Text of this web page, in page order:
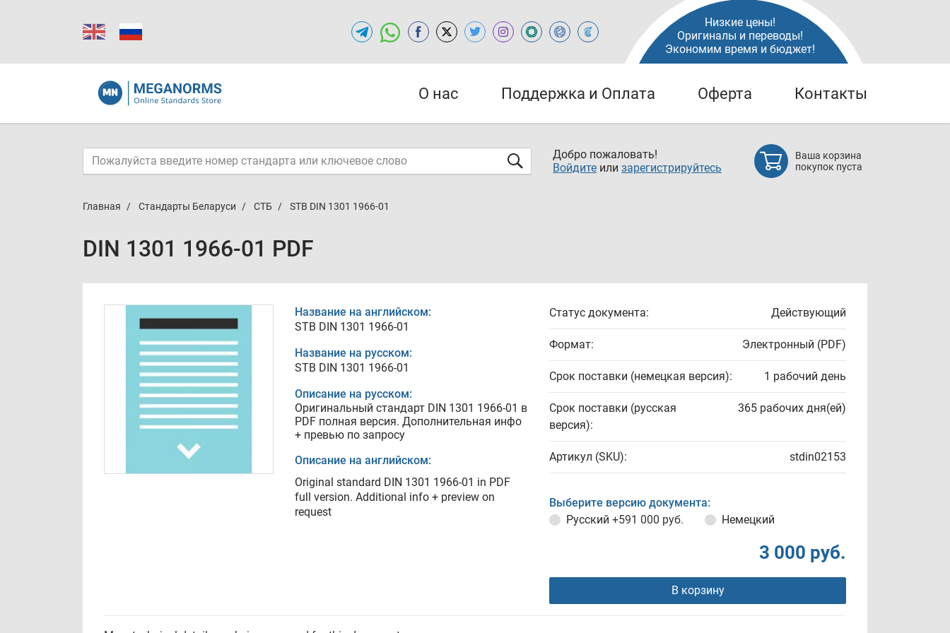
Низкие цены!
Оригиналы и переводы!
Экономим время и бюджет!
О нас Поддержка и Оплата Оферта Контакты
Добро пожаловать!
Войдите или зарегистрируйтесь
Ваша корзина
покупок пуста
Главная Стандарты Беларуси СТБ STB DIN 1301 1966-01
DIN 1301 1966-01 PDF
Название на английском:
STB DIN 1301 1966-01
Название на русском:
STB DIN 1301 1966-01
Описание на русском:
Оригинальный стандарт DIN 1301 1966-01 в
PDF полная версия. Дополнительная инфо
+ превью по запросу
Описание на английском:
Original standard DIN 1301 1966-01 in PDF
full version. Additional info + preview on
request
Статус документа: Действующий
Формат: Электронный (PDF)
Срок поставки (немецкая версия): 1 рабочий день
Срок поставки (русская
версия):
365 рабочих дня(ей)
Артикул (SKU): stdin02153
Выберите версию документа:
Русский +591 000 руб. Немецкий
3 000 руб.
В корзину